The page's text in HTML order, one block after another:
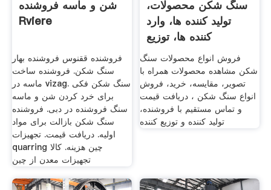
شن و ماسه فروشنده
Rviere
فروشنده ققنوس فروشنده بهار
سنگ شکن. فروشنده ساخت
ماسه در vizag. سنگ شکن فکی
برای خرد کردن شن و ماسه
سنگ فروشنده در دبی. فروشنده
سنگ شکن بازالت برای مواد
اولیه. دریافت قیمت. تجهیزات
quarring چین هزینه. کالا
تجهیزات معدن از چین
سنگ شکن محصولات،
تولید کننده ها، وارد
کننده ها، توزیع
فروش انواع محصولات سنگ
شکن مشاهده محصولات همراه با
تصویر، مقایسه، خرید، فروش
انواع سنگ شکن ، دریافت قیمت
و تماس مستقیم با فروشنده،
تولید کننده و توزیع کننده